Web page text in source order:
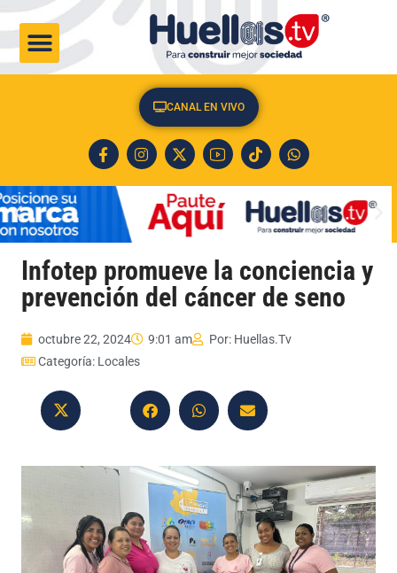
CANAL EN VIVO
Infotep promueve la conciencia y
prevención del cáncer de seno
octubre 22, 2024 9:01 am Por: Huellas.Tv
Categoría: Locales